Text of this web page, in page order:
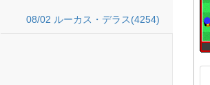
08/02 ルーカス・デラス(4254)